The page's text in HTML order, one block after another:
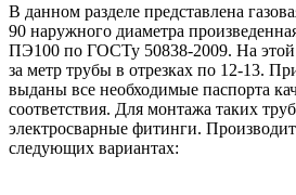
В данном разделе представлена
90 наружного диаметра
ПЭ100 по ГОСТу 50838-2009. На этой
за метр трубы в отрезках по 12-13.
выданы все необходимые паспорта
соответствия. Для монтажа таких
электросварные фитинги.
следующих вариантах: